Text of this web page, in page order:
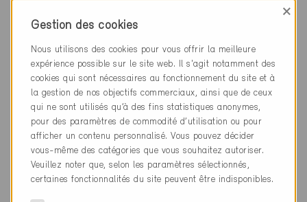
Titre du cours
Minergie
Minergie SAVOIR-FAIRE actuel
Lieu En ligne
Date 05.11.26
16:00-20:00
Titre du cours
SAVE THE DATE -
Rencontre des
Gestion des cookies
×
Nous utilisons des cookies pour vous offrir la meilleure
expérience possible sur le site web. Il s'agit notamment des
cookies qui sont nécessaires au fonctionnement du site et à
la gestion de nos objectifs commerciaux, ainsi que de ceux
qui ne sont utilisés qu’à des fins statistiques anonymes,
pour des paramètres de commodité d’utilisation ou pour
afficher un contenu personnalisé. Vous pouvez décider
vous-même des catégories que vous souhaitez autoriser.
Veuillez noter que, selon les paramètres sélectionnés,
certaines fonctionnalités du site peuvent être indisponibles.